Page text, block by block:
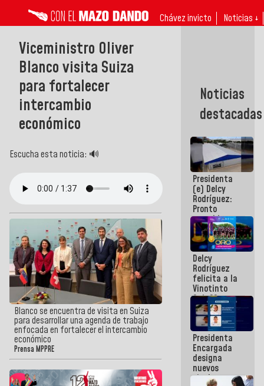
Chávez invicto Noticias ↓
Viceministro Oliver
Blanco visita Suiza
para fortalecer
intercambio
económico
Escucha esta noticia: 🔊
Blanco se encuentra de visita en Suiza
para desarrollar una agenda de trabajo
enfocada en fortalecer el intercambio
económico
Prensa MPPRE
Noticias
destacadas
Presidenta
(e) Delcy
Rodríguez:
Pronto
restableceremos
las
operaciones
en el
Aeropuerto
Internacional
de
Maiquetía
Delcy
Rodríguez
felicita a la
Vinotinto
Sub 20
campeona
frente
México Sub
23 en los
Centroamericanos
Presidenta
Encargada
designa
nuevos
titulares en